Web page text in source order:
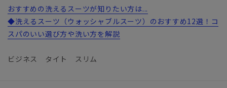
おすすめの洗えるスーツが知りたい方は...
◆洗えるスーツ（ウォッシャブルスーツ）のおすすめ12選！コ
スパのいい選び方や洗い方を解説
ビジネス タイト スリム